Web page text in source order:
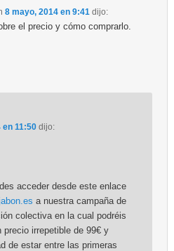
8 mayo, 2014 en 9:41 dijo:
el precio y cómo comprarlo.
en 11:50 dijo:
acceder desde este enlace
a nuestra campaña de
colectiva en la cual podréis
irrepetible de 99€ y
de estar entre las primeras